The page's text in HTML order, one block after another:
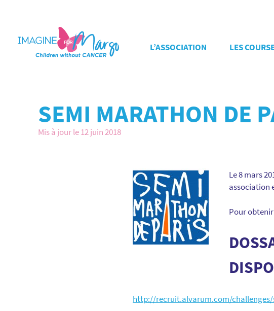
L’ASSOCIATION LES
SEMI MARATHON DE
Mis à jour le 12 juin 2018
Le 8 mars
association
Pour
http://recruit.alvarum.com/